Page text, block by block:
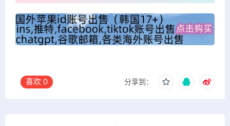
喜欢 0 分享到：